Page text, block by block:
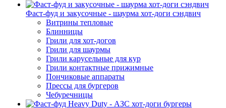
Фаст-фуд и закусочные - шаурма хот-доги сэндвич
Витрины тепловые
Блинницы
Грили для хот-догов
Грили для шаурмы
Грили карусельные для кур
Грили контактные прижимные
Пончиковые аппараты
Прессы для бургеров
Чебуречницы